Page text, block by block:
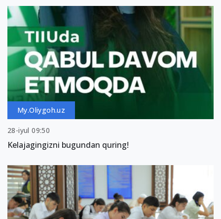
My.Oliygoh.uz
28-iyul 09:50
Kelajagingizni bugundan quring!